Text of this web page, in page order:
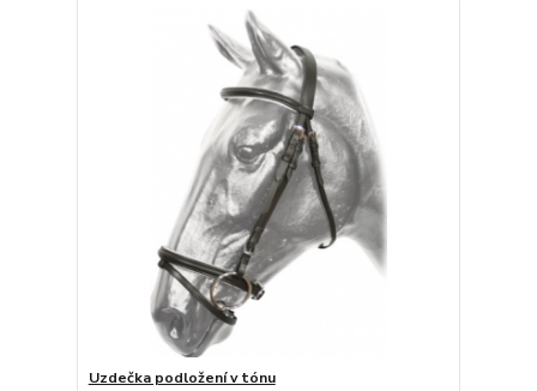
Uzdečka podložení v tónu